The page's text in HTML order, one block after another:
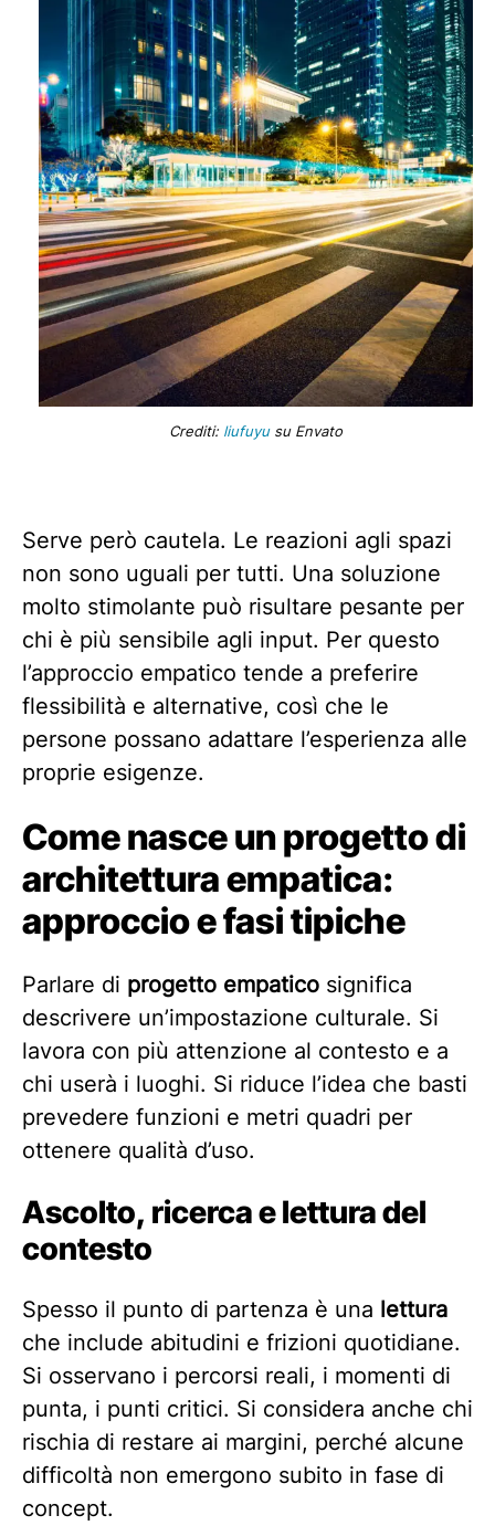
Crediti: liufuyusu Envato
Serve però cautela. Le reazioni agli spazi
non sono uguali per tutti. Una soluzione
molto stimolante può risultare pesante per
chi è più sensibile agli input. Per questo
l’approccio empatico tende a preferire
flessibilità e alternative, così che le
persone possano adattare l’esperienza alle
proprie esigenze.
Come nasce un progetto di
architettura empatica:
approccio e fasi tipiche
Parlare di progetto empatico significa
descrivere un’impostazione culturale. Si
lavora con più attenzione al contesto e a
chi userà i luoghi. Si riduce l’idea che basti
prevedere funzioni e metri quadri per
ottenere qualità d’uso.
Ascolto, ricerca e lettura del
contesto
Spesso il punto di partenza è una lettura
che include abitudini e frizioni quotidiane.
Si osservano i percorsi reali, i momenti di
punta, i punti critici. Si considera anche chi
rischia di restare ai margini, perché alcune
difficoltà non emergono subito in fase di
concept.